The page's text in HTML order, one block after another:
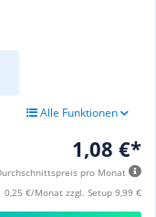
Alle Funktionen
1,08 €*
pro Monat
0,25 €/Monat zzgl. Setup 9,99 €